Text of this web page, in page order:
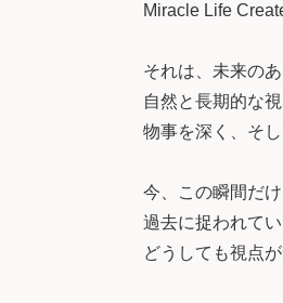
Miracle Life
それは、未来の
自然と長期的な
物事を深く、そ
今、この瞬間だ
過去に捉われて
どうしても視点